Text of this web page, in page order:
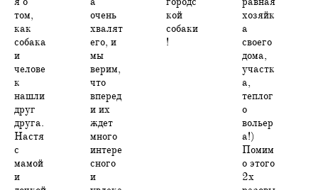
том,
как
собака
и
челове
к
нашли
друг
друга.
Настя
с
мамой
и
очень
хвалят
его, и
мы
верим,
что
вперед
и их
ждет
много
интере
сного
и
кой
собаки
!
хозяйк
а
своего
дома,
участк
а,
теплог
о
вольер
а!)
Помим
о этого
2х